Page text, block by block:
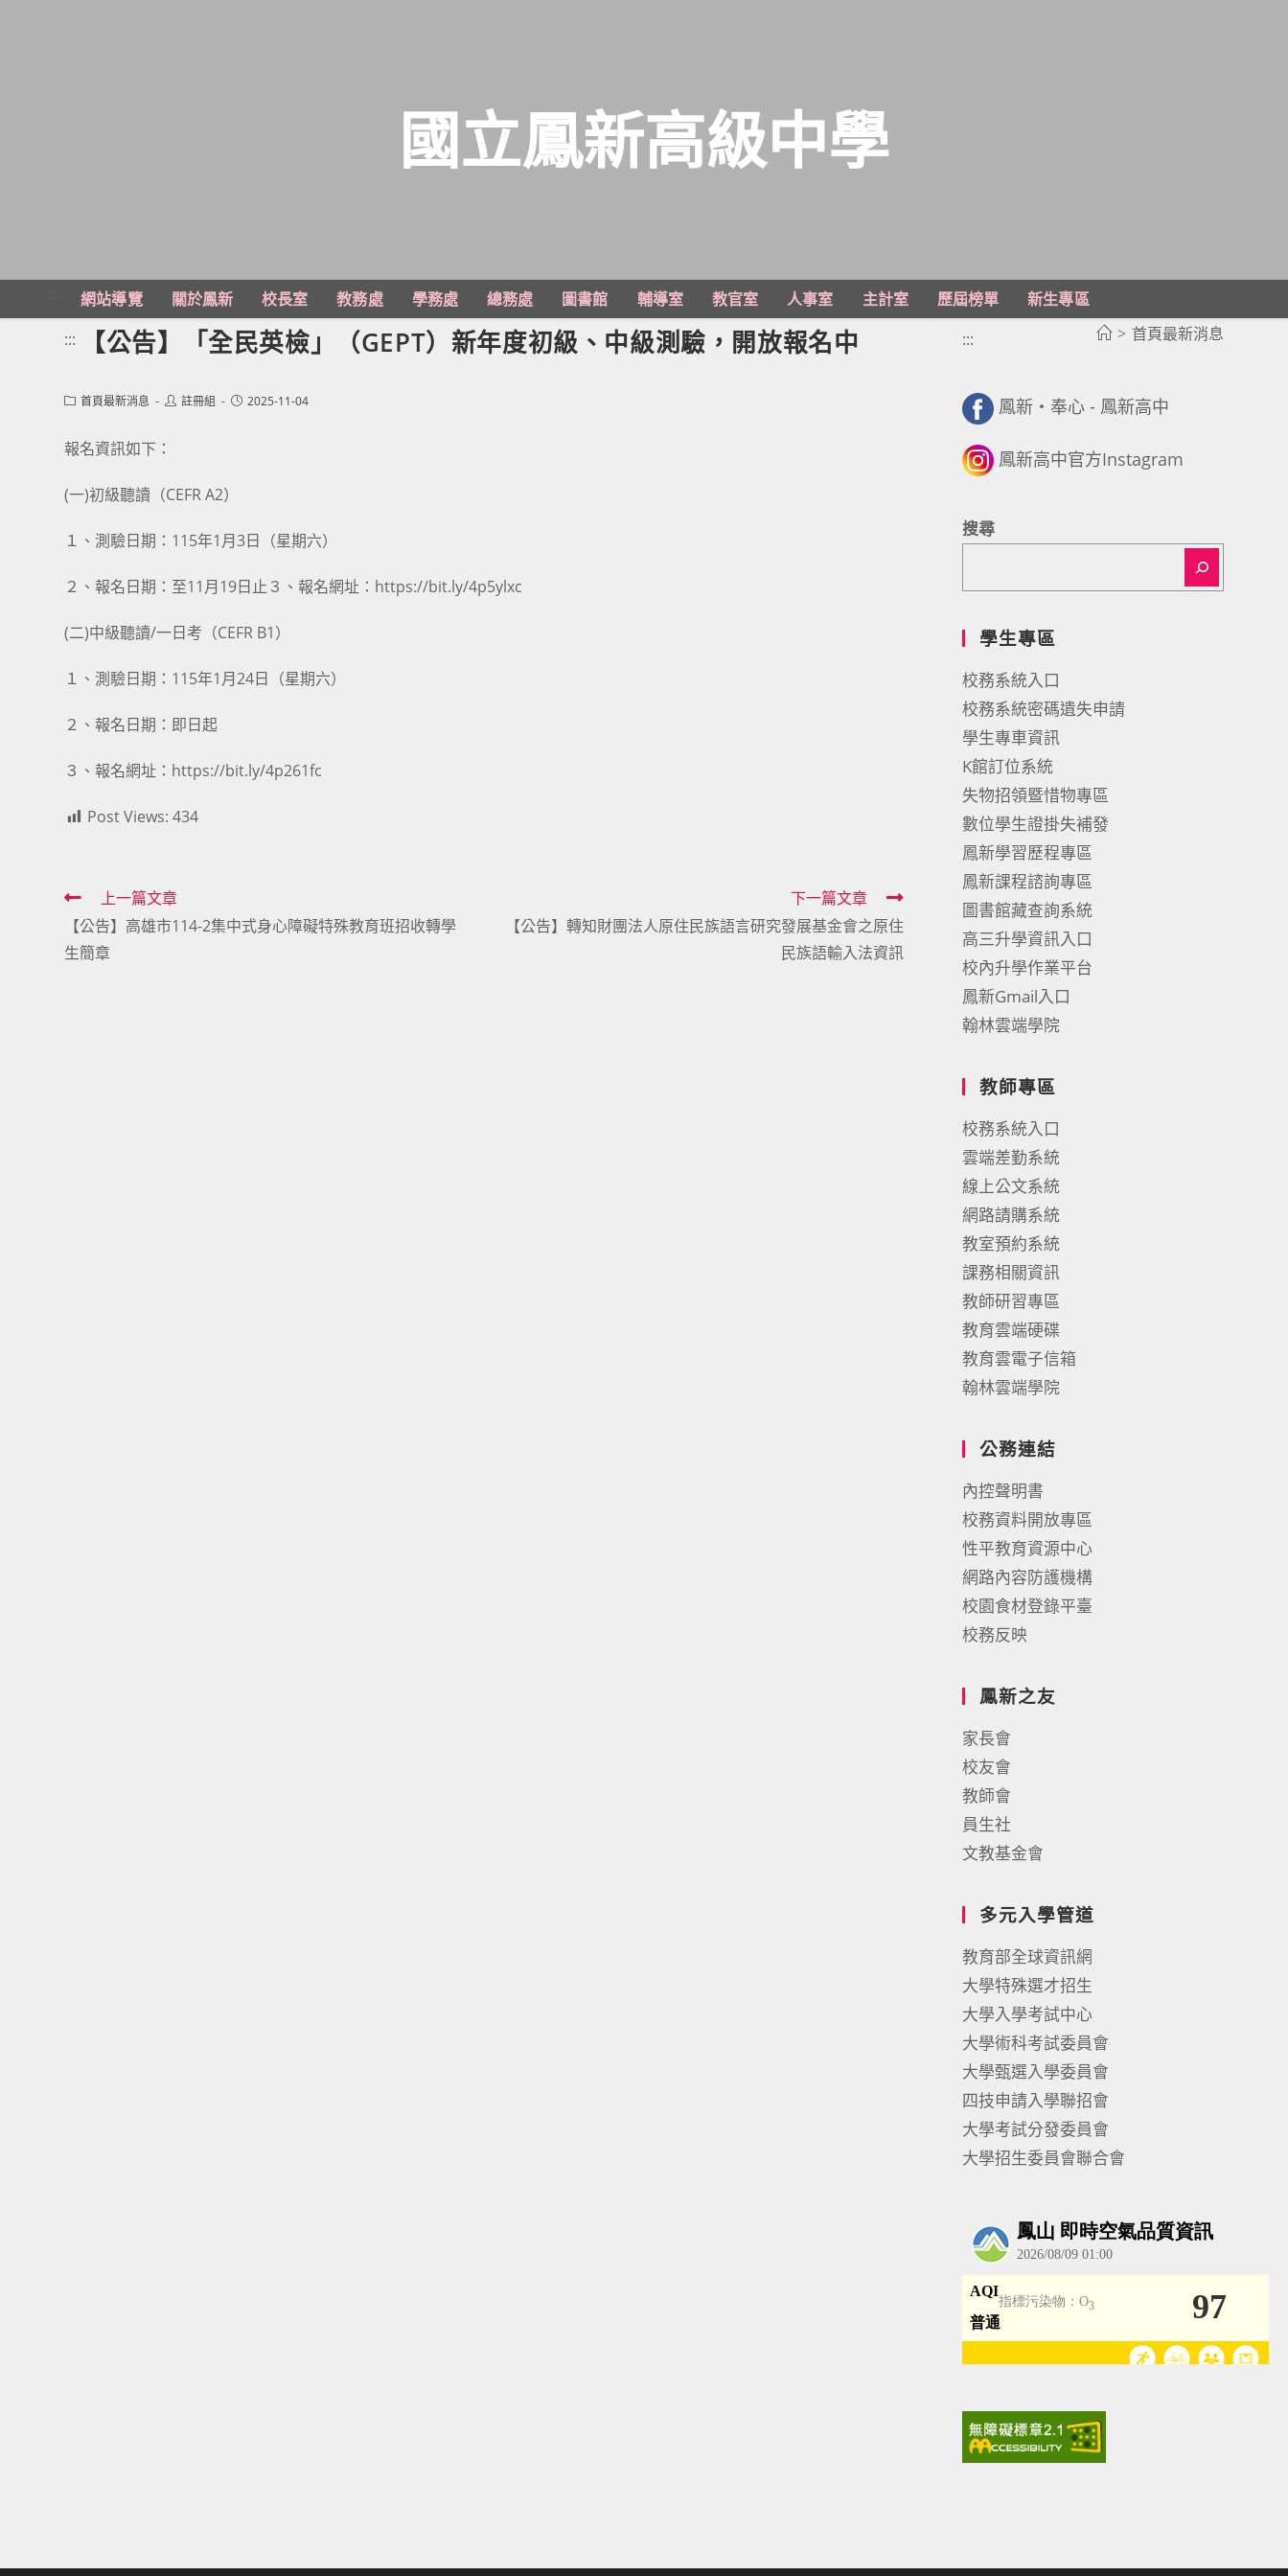
主
國立鳳新高級中學
網站導覽 關於鳳新 校長室 教務處 學務處 總務處 圖書館 輔導室 教官室 人事室 主計室 歷屆榜單
新生專區
> 首頁最新消息
::: 【公告】「全民英檢」（GEPT）新年度初級、中級測驗，開放報名中
Post首頁最新消息
Post註冊組
Post2025-11-04
報名資訊如下：
(一)初級聽讀（CEFR A2）
１、測驗日期：115年1月3日（星期六）
２、報名日期：至11月19日止３、報名網址：https://bit.ly/4p5ylxc
(二)中級聽讀/一日考（CEFR B1）
１、測驗日期：115年1月24日（星期六）
２、報名日期：即日起
３、報名網址：https://bit.ly/4p261fc
Post Views: 434
Read
more
articles
上一篇文章
【公告】高雄市114-2集中式身心障礙特殊教育班招收轉學
生簡章
下一篇文章
【公告】轉知財團法人原住民族語言研究發展基金會之原住
民族語輸入法資訊
:::
鳳新・奉心 - 鳳新高中
鳳新高中官方Instagram
搜尋
學生專區
校務系統入口
校務系統密碼遺失申請
學生專車資訊
K館訂位系統
失物招領暨惜物專區
數位學生證掛失補發
鳳新學習歷程專區
鳳新課程諮詢專區
圖書館藏查詢系統
高三升學資訊入口
校內升學作業平台
鳳新Gmail入口
翰林雲端學院
教師專區
校務系統入口
雲端差勤系統
線上公文系統
網路請購系統
教室預約系統
課務相關資訊
教師研習專區
教育雲端硬碟
教育雲電子信箱
翰林雲端學院
公務連結
內控聲明書
校務資料開放專區
性平教育資源中心
網路內容防護機構
校園食材登錄平臺
校務反映
鳳新之友
家長會
校友會
教師會
員生社
文教基金會
多元入學管道
教育部全球資訊網
大學特殊選才招生
大學入學考試中心
大學術科考試委員會
大學甄選入學委員會
四技申請入學聯招會
大學考試分發委員會
大學招生委員會聯合會